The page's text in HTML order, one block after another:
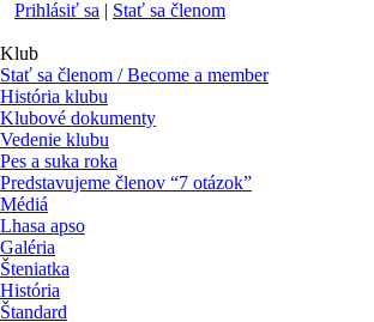
Prihlásiť sa | Stať sa členom
Klub
Stať sa členom / Become a member
História klubu
Klubové dokumenty
Vedenie klubu
Pes a suka roka
Predstavujeme členov “7 otázok”
Médiá
Lhasa apso
Galéria
Šteniatka
História
Štandard